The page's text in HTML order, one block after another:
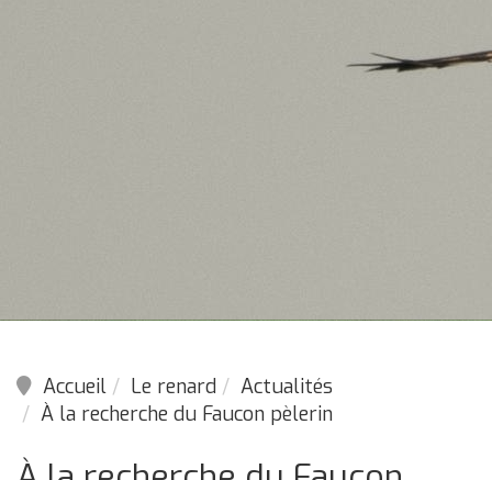
Accueil Le renard
Actualités
À la recherche du Faucon pèlerin